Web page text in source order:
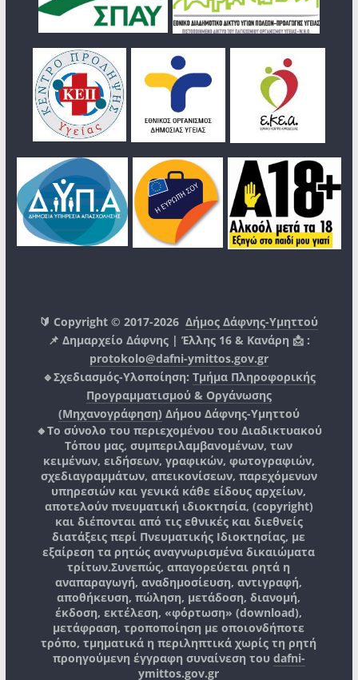
🔰 Copyright © 2017-2026Δήμος Δάφνης-Υμηττού
📌 Δημαρχείο Δάφνης | Έλλης 16 & Κανάρη 📩 :
protokolo@dafni-ymittos.gov.gr
🔹Σχεδιασμός-Υλοποίηση: Τμήμα Πληροφορικής
Προγραμματισμού & Οργάνωσης
(Μηχανογράφηση) Δήμου Δάφνης-Υμηττού
🔸Το σύνολο του περιεχομένου του Διαδικτυακού
Τόπου μας, συμπεριλαμβανομένων, των
κειμένων, ειδήσεων, γραφικών, φωτογραφιών,
σχεδιαγραμμάτων, απεικονίσεων, παρεχόμενων
υπηρεσιών και γενικά κάθε είδους αρχείων,
αποτελούν πνευματική ιδιοκτησία, (copyright)
και διέπονται από τις εθνικές και διεθνείς
διατάξεις περί Πνευματικής Ιδιοκτησίας, με
εξαίρεση τα ρητώς αναγνωρισμένα δικαιώματα
τρίτων.Συνεπώς, απαγορεύεται ρητά η
αναπαραγωγή, αναδημοσίευση, αντιγραφή,
αποθήκευση, πώληση, μετάδοση, διανομή,
έκδοση, εκτέλεση, «φόρτωση» (download),
μετάφραση, τροποποίηση με οποιονδήποτε
τρόπο, τμηματικά η περιληπτικά χωρίς τη ρητή
προηγούμενη έγγραφη συναίνεση του dafni-
ymittos.gov.gr